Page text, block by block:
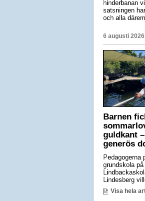
hinderbanan
satsningen
och alla
6 augusti
Barnen
guldkant
generös
Pedagogerna
grundskola på
Lindesberg
Visa hela